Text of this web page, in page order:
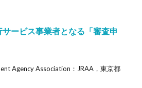
ービス事業者となる「審査申
Agency Association：JRAA，東京都